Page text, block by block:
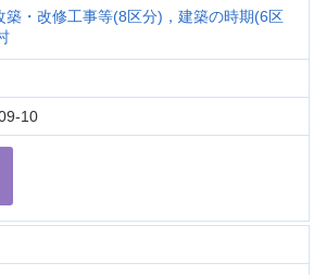
築・改修工事等(8区分)，建築の時期(6区
10